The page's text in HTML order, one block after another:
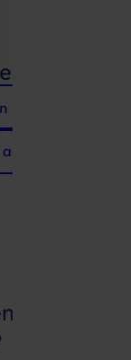
van een